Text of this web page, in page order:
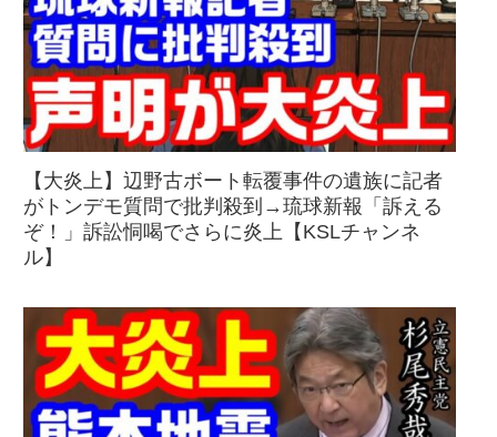
【大炎上】辺野古ボート転覆事件の遺族に記者
がトンデモ質問で批判殺到→琉球新報「訴える
ぞ！」訴訟恫喝でさらに炎上【KSLチャンネ
ル】